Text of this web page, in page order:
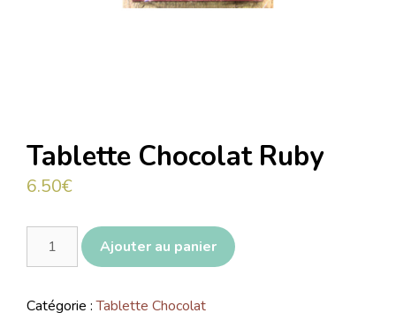
Tablette Chocolat Ruby
6.50€
Ajouter au panier
Catégorie :Tablette Chocolat